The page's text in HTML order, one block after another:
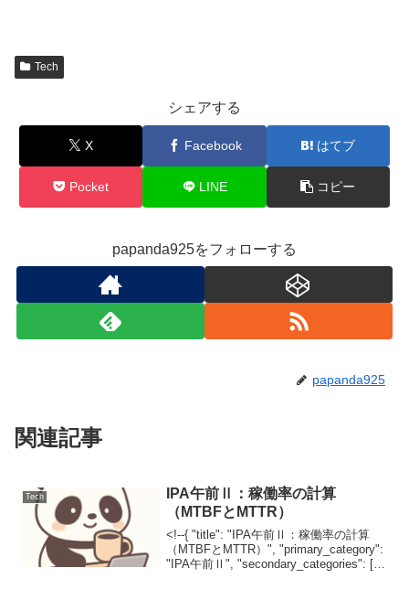
Tech
シェアする
X Facebook はてブ
Pocket LINE コピー
papanda925をフォローする
papanda925
関連記事
Tech
IPA午前Ⅱ：稼働率の計算
（MTBFとMTTR）
<!--{ "title": "IPA午前Ⅱ：稼働率の計算
（MTBFとMTTR）", "primary_category":
"IPA午前Ⅱ", "secondary_categories": [